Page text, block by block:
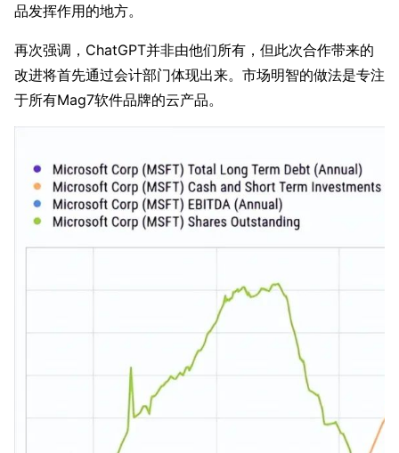
品发挥作用的地方。
再次强调，ChatGPT并非由他们所有，但此次合作带来的
改进将首先通过会计部门体现出来。市场明智的做法是专注
于所有Mag7软件品牌的云产品。